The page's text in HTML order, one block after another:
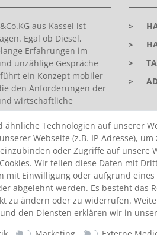
aus Kassel ist
Egal ob Diesel,
Erfahrungen im
unzählige Gespräche
ein Konzept mobiler
den Anforderungen der
wirtschaftliche
>
>
>
>
ähnliche Technologien auf unserer
Webseite (z.B. IP-Adresse),
oder Zugriffe auf unsere
Wir teilen diese Daten mit
mit Einwilligung oder aufgrund
abgelehnt werden. Es besteht das
zu ändern oder zu widerrufen.
den Diensten erklären wir in